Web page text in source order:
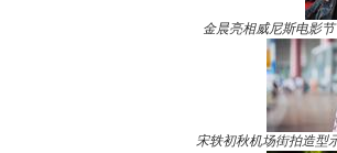
金晨亮相威尼斯电影
宋轶初秋机场街拍造型